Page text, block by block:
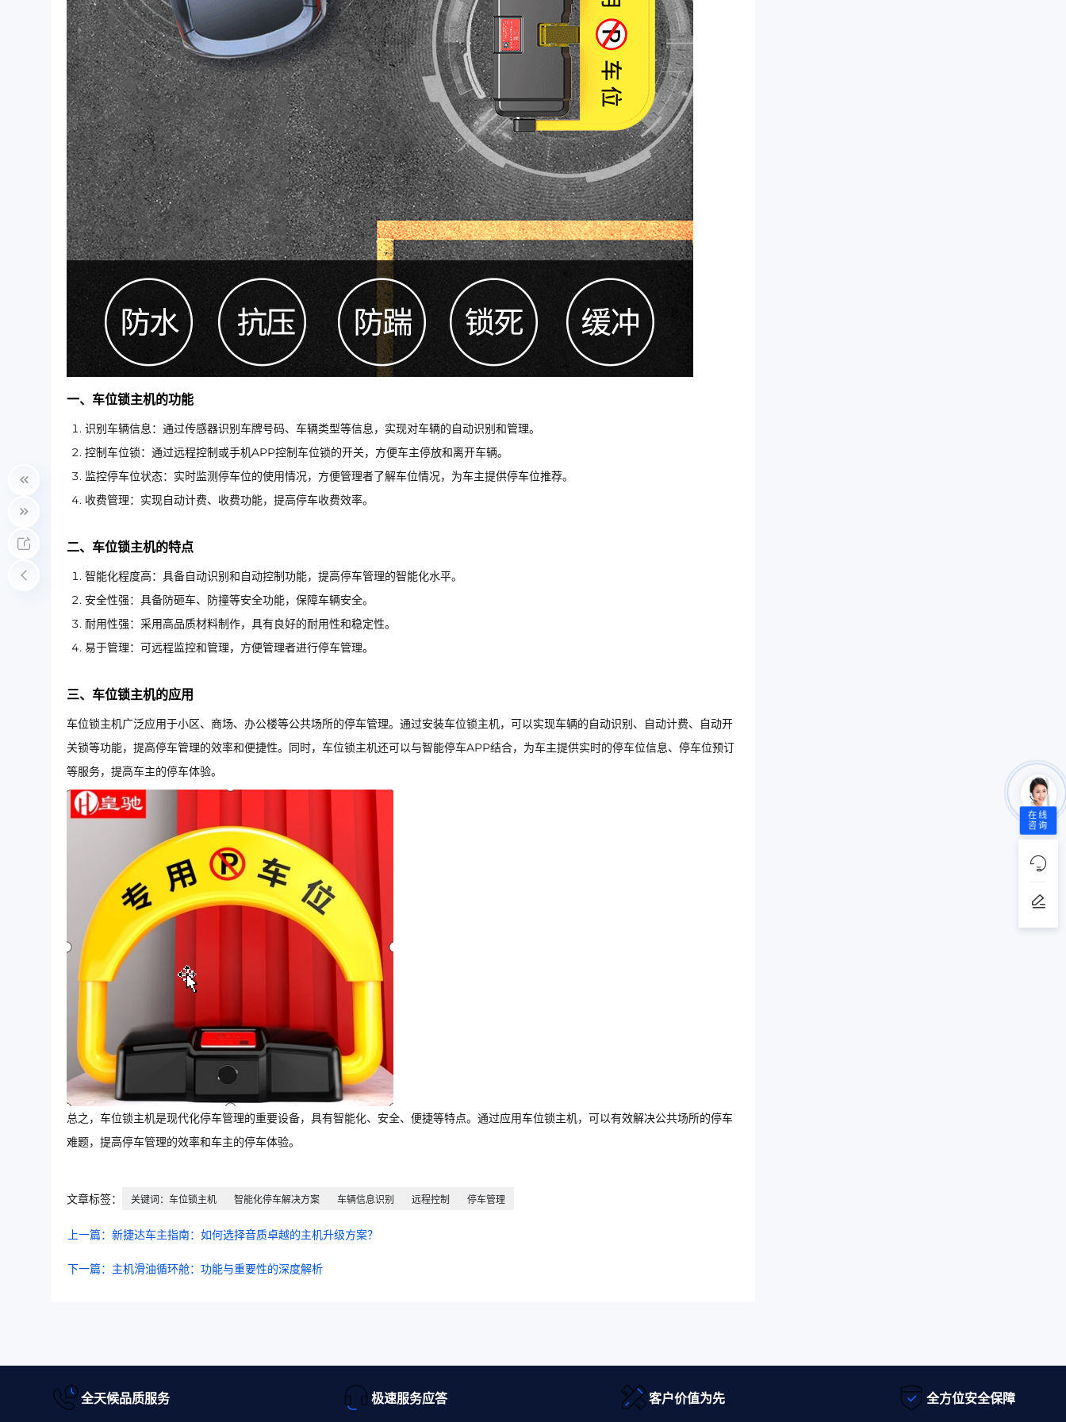
一、车位锁主机的功能
识别车辆信息：通过传感器识别车牌号码、车辆类型等信息，实现对车辆的自动识别和管理。
控制车位锁：通过远程控制或手机APP控制车位锁的开关，方便车主停放和离开车辆。
监控停车位状态：实时监测停车位的使用情况，方便管理者了解车位情况，为车主提供停车位推荐。
收费管理：实现自动计费、收费功能，提高停车收费效率。
二、车位锁主机的特点
智能化程度高：具备自动识别和自动控制功能，提高停车管理的智能化水平。
安全性强：具备防砸车、防撞等安全功能，保障车辆安全。
耐用性强：采用高品质材料制作，具有良好的耐用性和稳定性。
易于管理：可远程监控和管理，方便管理者进行停车管理。
三、车位锁主机的应用
车位锁主机广泛应用于小区、商场、办公楼等公共场所的停车管理。通过安装车位锁主机，可以实现车辆的自动识别、自动计费、自动开
关锁等功能，提高停车管理的效率和便捷性。同时，车位锁主机还可以与智能停车APP结合，为车主提供实时的停车位信息、停车位预订
等服务，提高车主的停车体验。
总之，车位锁主机是现代化停车管理的重要设备，具有智能化、安全、便捷等特点。通过应用车位锁主机，可以有效解决公共场所的停车
难题，提高停车管理的效率和车主的停车体验。
文章标签： 关键词：车位锁主机 智能化停车解决方案 车辆信息识别 远程控制 停车管理
上一篇：新捷达车主指南：如何选择音质卓越的主机升级方案？
下一篇：主机滑油循环舱：功能与重要性的深度解析
全天候品质服务 极速服务应答 客户价值为先 全方位安全保障
在线
咨询